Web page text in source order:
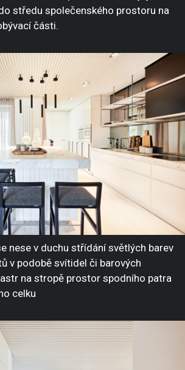
středu společenského prostoru na
části.
nese v duchu střídání světlých barev
v podobě svítidel či barových
na stropě prostor spodního patra
celku